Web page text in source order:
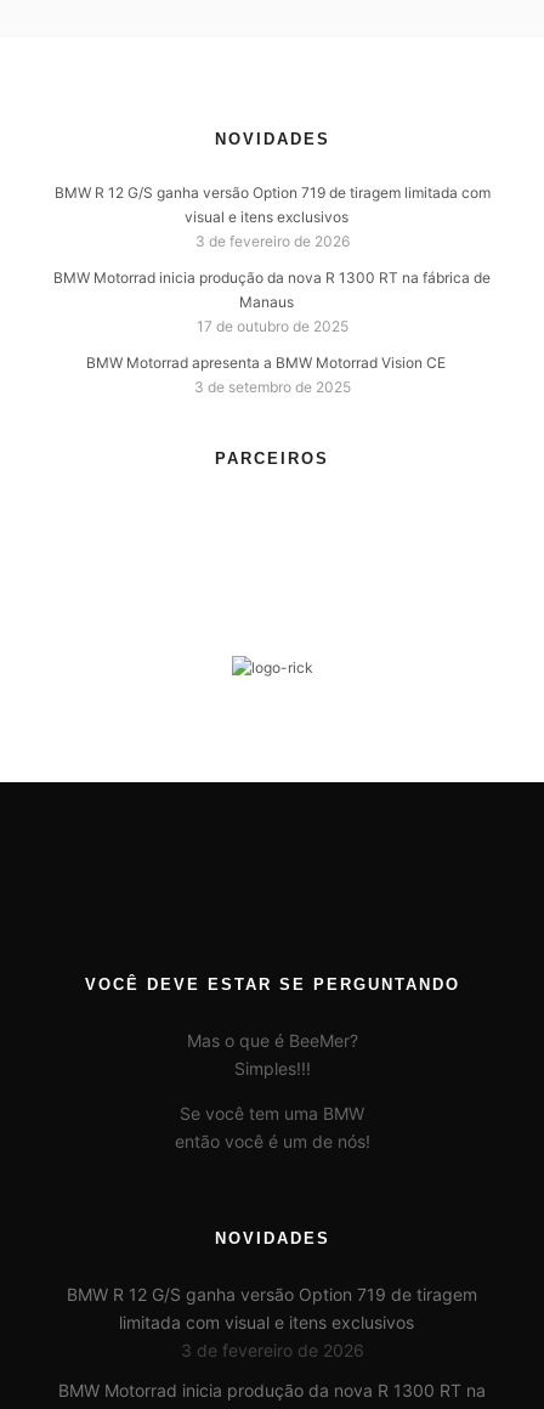
NOVIDADES
BMW R 12 G/S ganha versão Option 719 de tiragem limitada com
visual e itens exclusivos
3 de fevereiro de 2026
BMW Motorrad inicia produção da nova R 1300 RT na fábrica de
Manaus
17 de outubro de 2025
BMW Motorrad apresenta a BMW Motorrad Vision CE
3 de setembro de 2025
PARCEIROS
VOCÊ DEVE ESTAR SE PERGUNTANDO
Mas o que é BeeMer?
Simples!!!
Se você tem uma BMW
então você é um de nós!
NOVIDADES
BMW R 12 G/S ganha versão Option 719 de tiragem
limitada com visual e itens exclusivos
3 de fevereiro de 2026
BMW Motorrad inicia produção da nova R 1300 RT na